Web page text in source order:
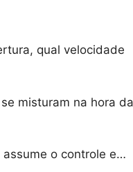
qual velocidade
misturam na hora da
o controle e…